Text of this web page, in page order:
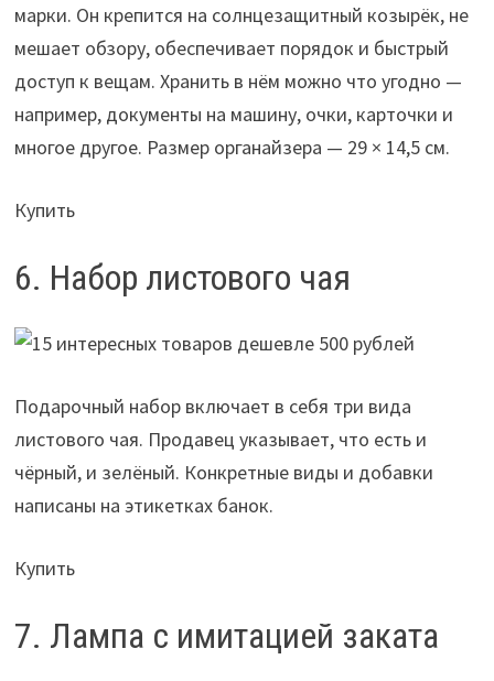
марки. Он крепится на солнцезащитный козырёк, не
мешает обзору, обеспечивает порядок и быстрый
доступ к вещам. Хранить в нём можно что угодно —
например, документы на машину, очки, карточки и
многое другое. Размер органайзера — 29 × 14,5 см.
Купить
6. Набор листового чая
Подарочный набор включает в себя три вида
листового чая. Продавец указывает, что есть и
чёрный, и зелёный. Конкретные виды и добавки
написаны на этикетках банок.
Купить
7. Лампа с имитацией заката